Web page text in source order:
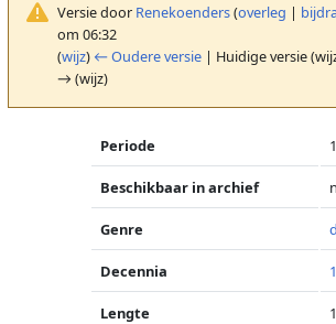
Versie door Renekoenders(overleg |
om 06:32
(wijz) ← Oudere versie| Huidige versie
→ (wijz)
Periode
Beschikbaar in archief
Genre
Decennia
Lengte